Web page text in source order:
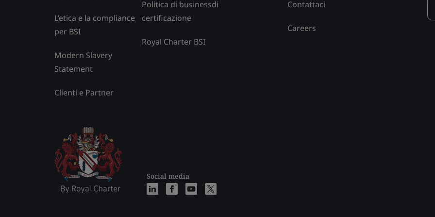
L’etica e la compliance
per BSI
Modern Slavery
Statement
Clienti e Partner
Politica di businessdi
certificazione
Royal Charter BSI
Social media
Contattaci
Careers